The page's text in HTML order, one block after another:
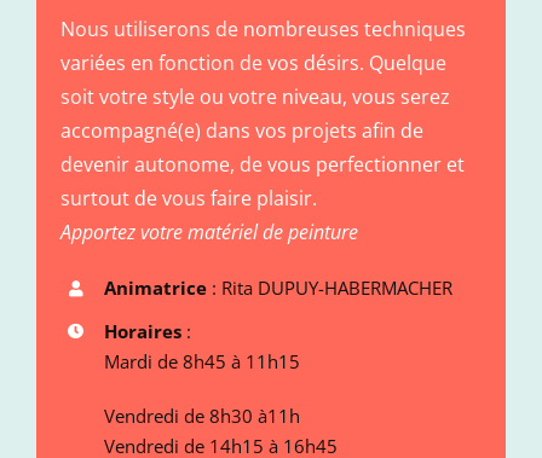
Nous utiliserons de nombreuses techniques
variées en fonction de vos désirs. Quelque
soit votre style ou votre niveau, vous serez
accompagné(e) dans vos projets afin de
devenir autonome, de vous perfectionner et
surtout de vous faire plaisir.
Apportez votre matériel de peinture
Animatrice : Rita DUPUY-HABERMACHER
Horaires :
Mardi de 8h45 à 11h15
Vendredi de 8h30 à11h
Vendredi de 14h15 à 16h45